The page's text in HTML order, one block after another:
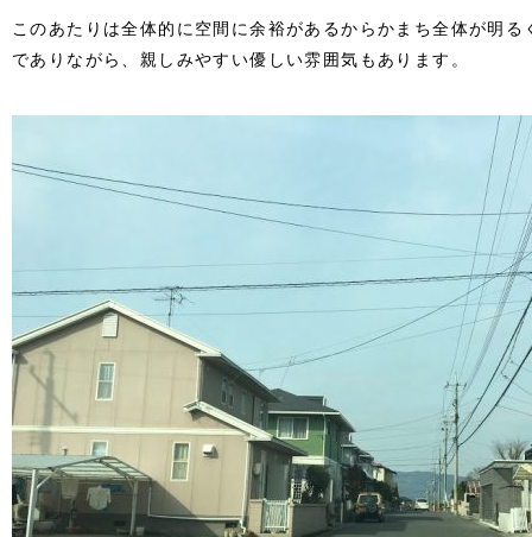
このあたりは全体的に空間に余裕があるからかまち全体が明
でありながら、親しみやすい優しい雰囲気もあります。